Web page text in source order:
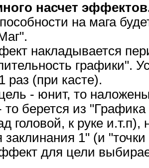
насчет
на мага
накладывается
графики".
раз (при касте).
- юнит, то
то берется из
головой, к руке
1" (и
для цели